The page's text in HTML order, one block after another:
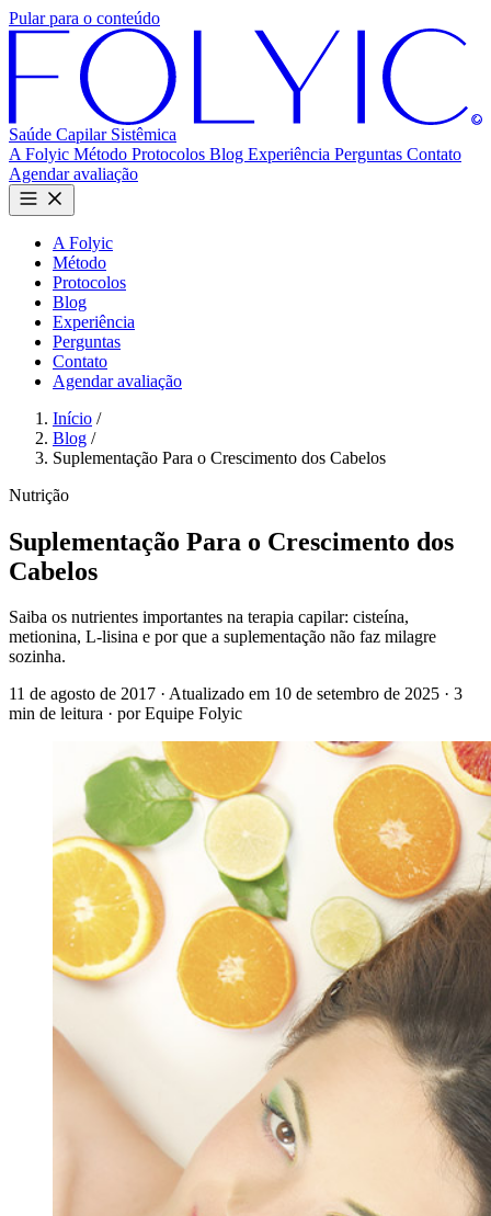
Pular para o conteúdo
Saúde Capilar Sistêmica
A Folyic Método Protocolos Blog Experiência Perguntas Contato
Agendar avaliação
A Folyic
Método
Protocolos
Blog
Experiência
Perguntas
Contato
Agendar avaliação
Início /
Blog /
Suplementação Para o Crescimento dos Cabelos
Nutrição
Suplementação Para o Crescimento dos
Cabelos
Saiba os nutrientes importantes na terapia capilar: cisteína,
metionina, L-lisina e por que a suplementação não faz milagre
sozinha.
11 de agosto de 2017 · Atualizado em 10 de setembro de 2025 · 3
min de leitura · por Equipe Folyic